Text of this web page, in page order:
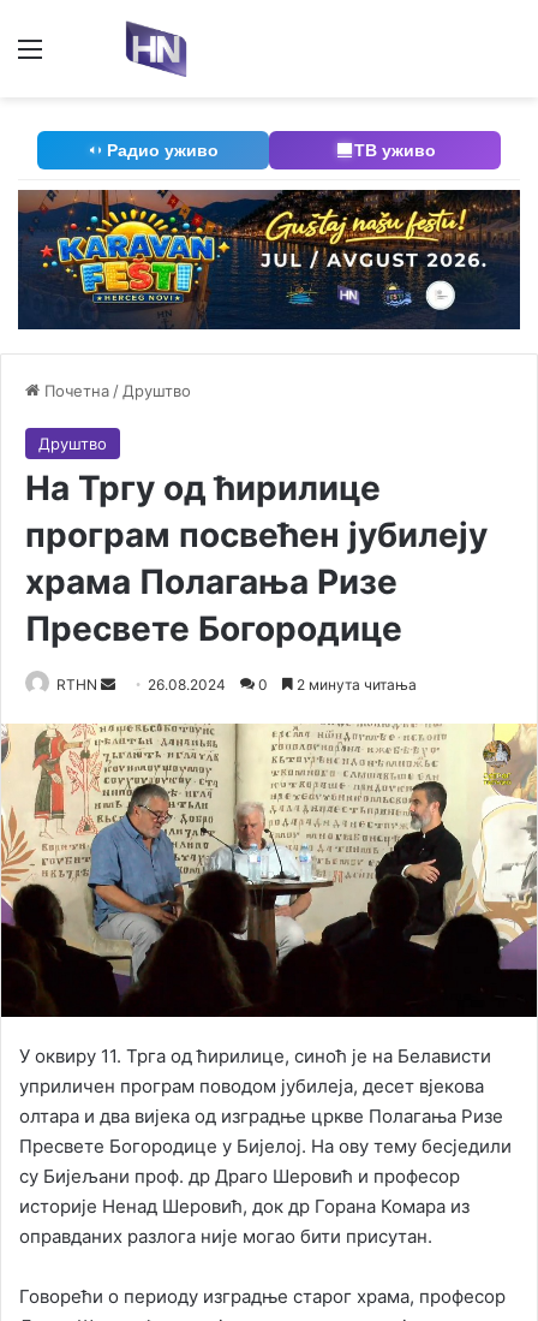
Радио уживо ТВ уживо
Почетна / Друштво
Друштво
На Тргу од ћирилице
програм посвећен јубилеју
храма Полагања Ризе
Пресвете Богородице
RTHN
n
d
a
n
e
m
a
i
l
26.08.2024 0 2 минута читања
У оквиру 11. Трга од ћирилице, синоћ је на Белависти
уприличен програм поводом јубилеја, десет вјекова
олтара и два вијека од изградње цркве Полагања Ризе
Пресвете Богородице у Бијелој. На ову тему бесједили
су Бијељани проф. др Драго Шеровић и професор
историје Ненад Шеровић, док др Горана Комара из
оправданих разлога није могао бити присутан.
Говорећи о периоду изградње старог храма, професор